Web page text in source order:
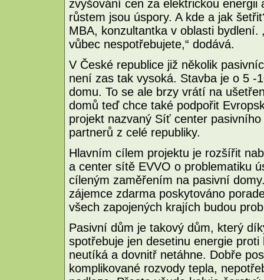
zvyšování cen za elektrickou energii
růstem jsou úspory. A kde a jak
MBA, konzultantka v oblasti bydlení.
vůbec nespotřebujete,“ dodává.
V České republice již několik
není zas tak vysoká. Stavba je o 5 -
domu. To se ale brzy vrátí na
domů teď chce také podpořit
projekt nazvaný Síť center
partnerů z celé republiky.
Hlavním cílem projektu je rozšířit
a center sítě EVVO o problematiku
cíleným zaměřením na pasivní
zájemce zdarma poskytováno
všech zapojených krajích budou
Pasivní dům je takový dům, který
spotřebuje jen desetinu energie
neutíká a dovnitř netáhne. Dobře
komplikované rozvody tepla,